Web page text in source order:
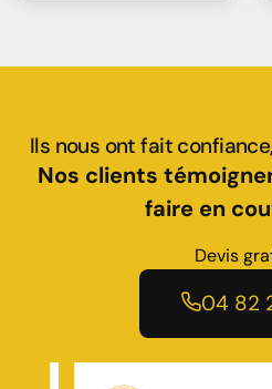
Ils nous ont fait
Nos clients
faire en
Devis
04 82